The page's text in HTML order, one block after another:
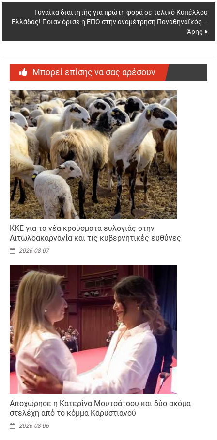
Γυναίκα διαιτητής για πρώτη φορά σε τελικό Κυπέλλου
Ελλάδας! Ποιαν όρισε η ΕΠΟ στην αναμέτρηση Παναθηναϊκός –
Άρης
Μπορεί επίσης να σας αρέσουν
ΚΚΕ για τα νέα κρούσματα ευλογιάς στην
Αιτωλοακαρνανία και τις κυβερνητικές ευθύνες
2026-08-07
Αποχώρησε η Κατερίνα Μουτσάτσου και δύο ακόμα
στελέχη από το κόμμα Καρυστιανού
2026-08-06